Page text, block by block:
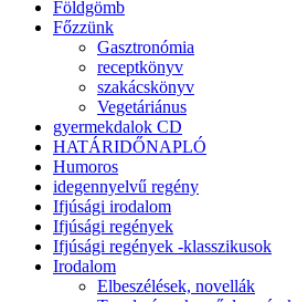
Földgömb
Főzzünk
Gasztronómia
receptkönyv
szakácskönyv
Vegetáriánus
gyermekdalok CD
HATÁRIDŐNAPLÓ
Humoros
idegennyelvű regény
Ifjúsági irodalom
Ifjúsági regények
Ifjúsági regények -klasszikusok
Irodalom
Elbeszélések, novellák